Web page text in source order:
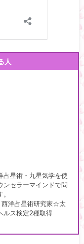
人
星術・九星気学を使
ンセラーマインドで問
洋占星術研究家☆太
ルス検定2種取得